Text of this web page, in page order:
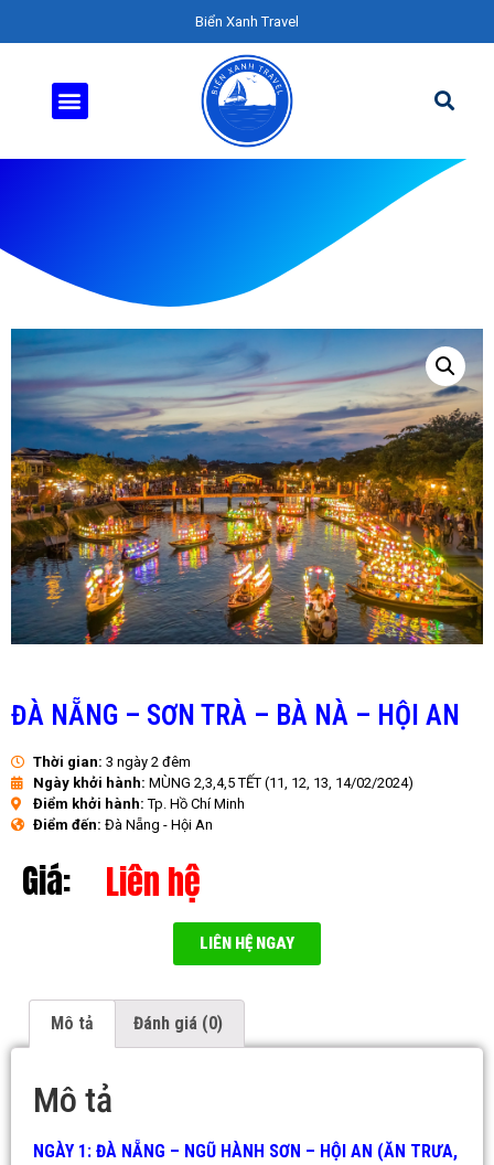
Biển Xanh Travel
ĐÀ NẴNG – SƠN TRÀ – BÀ NÀ – HỘI AN
Thời gian: 3 ngày 2 đêm
Ngày khởi hành: MÙNG 2,3,4,5 TẾT (11, 12, 13, 14/02/2024)
Điểm khởi hành:Tp. Hồ Chí Minh
Điểm đến: Đà Nẵng - Hội An
Giá: Liên hệ
LIÊN HỆ NGAY
Mô tả Đánh giá (0)
Mô tả
NGÀY 1: ĐÀ NẴNG – NGŨ HÀNH SƠN – HỘI AN (ĂN TRƯA,